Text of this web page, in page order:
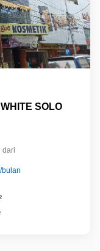
SOLO
dari